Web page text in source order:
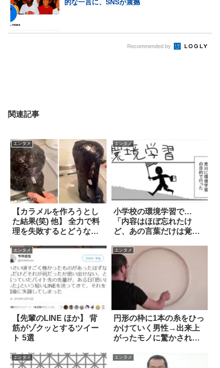
的な一言に、SNSが震撼
Recommended by
関連記事
エンタメ
【カラメルを作ろうとし
た結果(笑) 他】 全力で料
理を失敗するとどうなる
エンタメ
小学校の環境学習で…
「内容はほぼ忘れたけ
ど、あの言葉だけは覚え
エンタメ
【先輩のLINE ほか】 背
筋がゾクッとするツイー
ト 5選
エンタメ
円形の枠に1本の糸をひっ
かけていく男性→出来上
がったモノに驚かされ
エンタメ エンタメ